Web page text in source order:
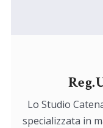
Lo Studio
specializzata in